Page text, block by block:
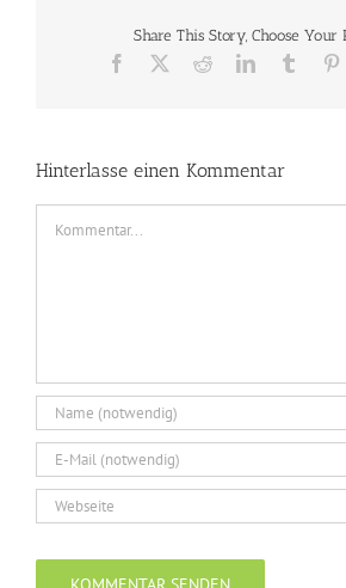
Share This Story, Choose Your
Facebook RedditLinkedInTumblr
Hinterlasse einen Kommentar